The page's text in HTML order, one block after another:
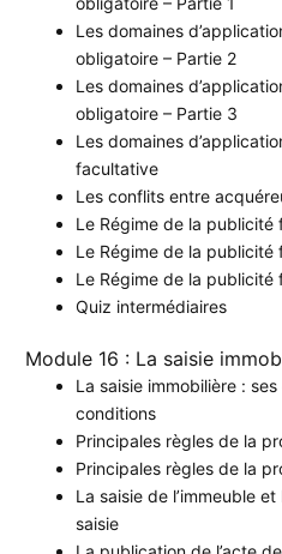
Les domaines
obligatoire – Partie 2
Les domaines
obligatoire – Partie 3
Les domaines
facultative
Les conflits entre
Le Régime de la publicité
Le Régime de la publicité
Le Régime de la publicité
Quiz intermédiaires
Module 16 : La saisie
La saisie immobilière :
conditions
Principales règles de la
Principales règles de la
La saisie de l’immeuble
saisie